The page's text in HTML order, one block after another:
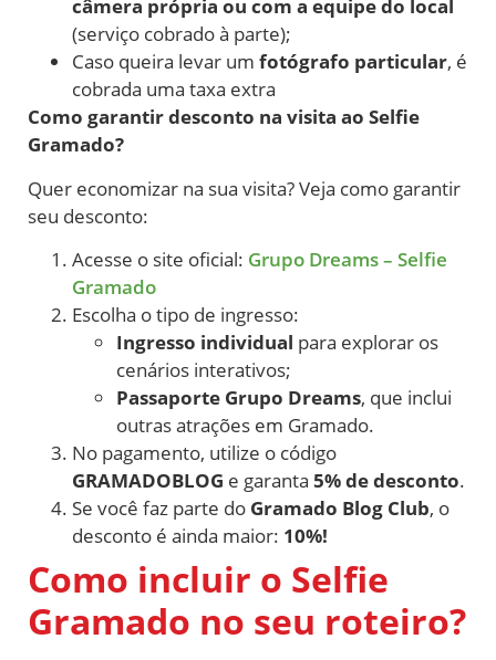
câmera própria ou com a equipe do local
(serviço cobrado à parte);
Caso queira levar um fotógrafo particular, é
cobrada uma taxa extra
Como garantir desconto na visita ao Selfie
Gramado?
Quer economizar na sua visita? Veja como garantir
seu desconto:
Acesse o site oficial: Grupo Dreams – Selfie
Gramado
Escolha o tipo de ingresso:
Ingresso individual para explorar os
cenários interativos;
Passaporte Grupo Dreams, que inclui
outras atrações em Gramado.
No pagamento, utilize o código
GRAMADOBLOG e garanta 5% de desconto.
Se você faz parte do Gramado Blog Club, o
desconto é ainda maior: 10%!
Como incluir o Selfie
Gramado no seu roteiro?